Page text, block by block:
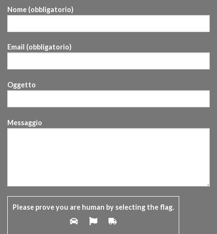
Nome (obbligatorio)
Email (obbligatorio)
Oggetto
Messaggio
Please prove you are human by selecting the flag.